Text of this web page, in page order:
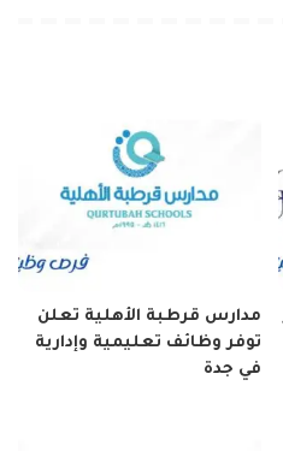
مدارس قرطبة الأهلية تعلن
توفر وظائف تعليمية وإدارية
في جدة